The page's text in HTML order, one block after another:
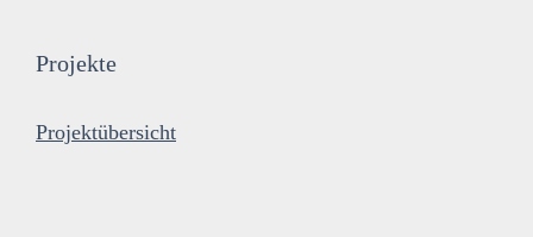
Projekte
Projektübersicht